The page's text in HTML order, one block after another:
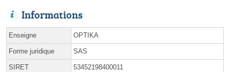
Informations
Enseigne OPTIKA
Forme juridique SAS
SIRET 53452198400011